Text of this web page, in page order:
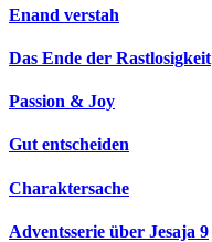
Enand verstah
Das Ende der Rastlosigkeit
Passion & Joy
Gut entscheiden
Charaktersache
Adventsserie über Jesaja 9